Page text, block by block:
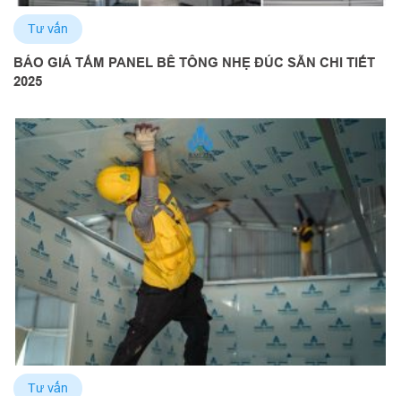
Tư vấn
BÁO GIÁ TẤM PANEL BÊ TÔNG NHẸ ĐÚC SẴN CHI TIẾT
2025
Tư vấn